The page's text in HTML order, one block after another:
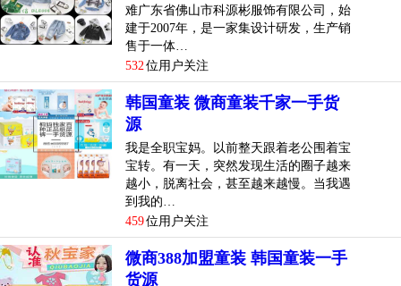
难广东省佛山市科源彬服饰有限公司，始
建于2007年，是一家集设计研发，生产销
售于一体…
532 位用户关注
韩国童装 微商童装千家一手货
源
我是全职宝妈。以前整天跟着老公围着宝
宝转。有一天，突然发现生活的圈子越来
越小，脱离社会，甚至越来越慢。当我遇
到我的…
459位用户关注
微商388加盟童装 韩国童装一手
货源